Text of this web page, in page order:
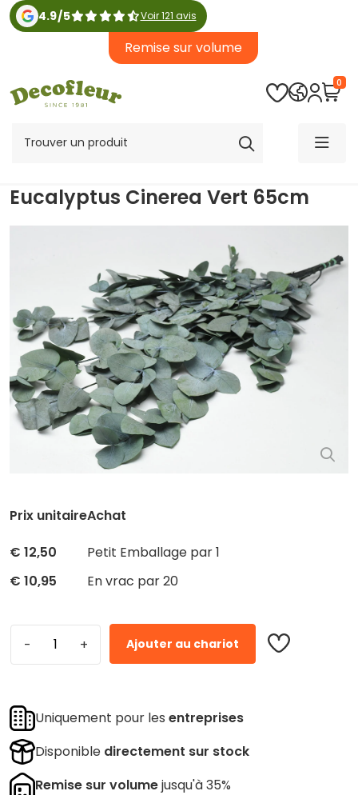
4.9/5 Voir 121 avis
Remise sur volume
0
Eucalyptus Cinerea Vert 65cm
Prix ​​unitaire
€ 12,50
€ 10,95
Achat
Petit Emballage par 1
En vrac par 20
Ajouter au chariot
Uniquement pour les entreprises
Disponible directement sur stock
Remise sur volumejusqu'à 35%